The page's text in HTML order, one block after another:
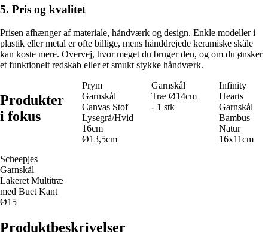
5. Pris og kvalitet
Prisen afhænger af materiale, håndværk og design. Enkle modeller i
plastik eller metal er ofte billige, mens hånddrejede keramiske skåle
kan koste mere. Overvej, hvor meget du bruger den, og om du ønsker
et funktionelt redskab eller et smukt stykke håndværk.
Produkter
i fokus
Prym
Garnskål
Canvas Stof
Lysegrå/Hvid
16cm
Ø13,5cm
Garnskål
Træ Ø14cm
- 1 stk
Infinity
Hearts
Garnskål
Bambus
Natur
16x11cm
Scheepjes
Garnskål
Lakeret Multitræ
med Buet Kant
Ø15
Produktbeskrivelser